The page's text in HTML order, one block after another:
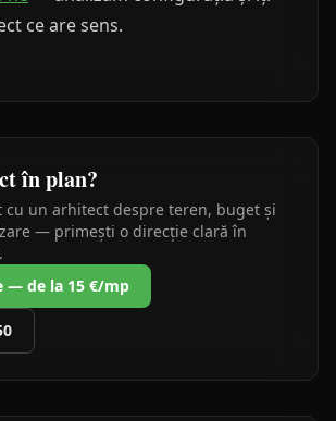
ce are sens.
în plan?
cu un arhitect despre teren, buget și
— primești o direcție clară în
— de la 15 €/mp